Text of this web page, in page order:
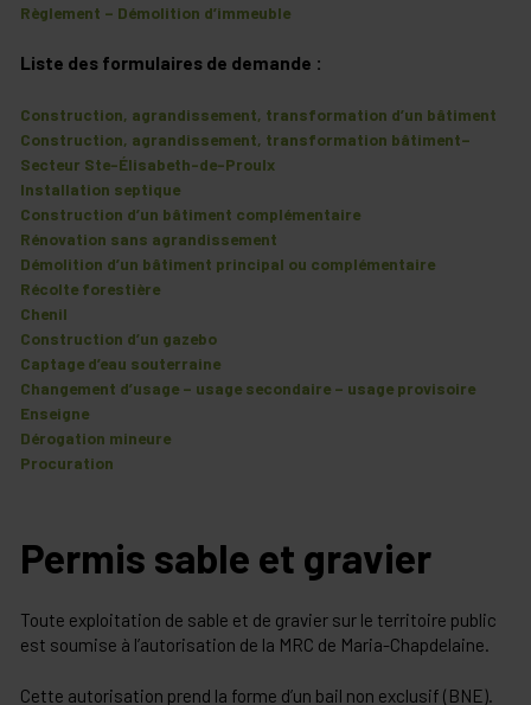
Règlement – Démolition d’immeuble
Liste des formulaires de demande :
Construction, agrandissement, transformation d’un bâtiment
Construction, agrandissement, transformation bâtiment–
Secteur Ste-Élisabeth-de-Proulx
Installation septique
Construction d’un bâtiment complémentaire
Rénovation sans agrandissement
Démolition d’un bâtiment principal ou complémentaire
Récolte forestière
Chenil
Construction d’un gazebo
Captage d’eau souterraine
Changement d’usage – usage secondaire – usage provisoire
Enseigne
Dérogation mineure
Procuration
Permis sable et gravier
Toute exploitation de sable et de gravier sur le territoire public
est soumise à l’autorisation de la MRC de Maria-Chapdelaine.
Cette autorisation prend la forme d’un bail non exclusif (BNE).